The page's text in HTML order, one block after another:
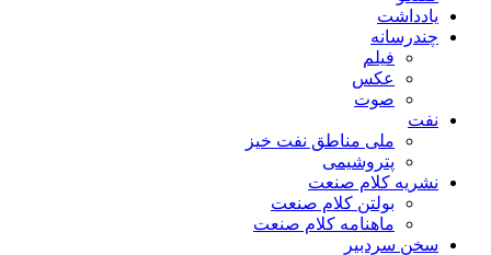
یادداشت
چندرسانه
فیلم
عکس
صوت
نفت
ملی مناطق نفت خیز
پتروشیمی
نشریه کلام صنعت
بولتن کلام صنعت
ماهنامه کلام صنعت
سخن سردبیر